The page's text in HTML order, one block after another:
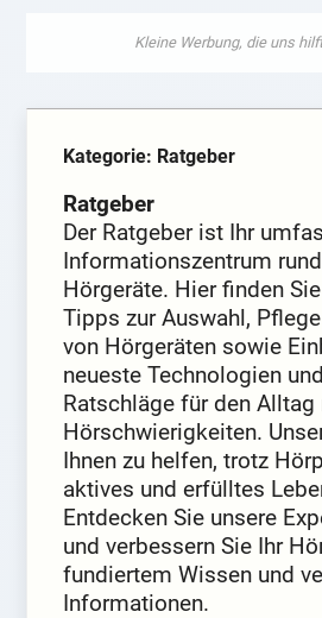
Kategorie: Ratgeber
Ratgeber
Der Ratgeber ist Ihr
Informationszentrum
Hörgeräte. Hier finden
Tipps zur Auswahl,
von Hörgeräten sowie
neueste Technologien
Ratschläge für den
Hörschwierigkeiten.
Ihnen zu helfen, trotz
aktives und erfülltes
Entdecken Sie unsere
und verbessern Sie Ihr
fundiertem Wissen und
Informationen.